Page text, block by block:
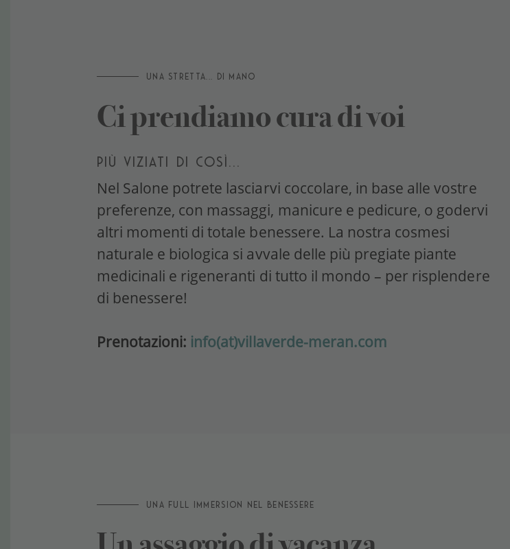
UNA STRETTA... DI MANO
Ci prendiamo cura di voi
PIÙ VIZIATI DI COSÌ...
Nel Salone potrete lasciarvi coccolare, in base alle vostre
preferenze, con massaggi, manicure e pedicure, o godervi
altri momenti di totale benessere. La nostra cosmesi
naturale e biologica si avvale delle più pregiate piante
medicinali e rigeneranti di tutto il mondo – per risplendere
di benessere!
Prenotazioni: info(at)villaverde-meran.com
UNA FULL IMMERSION NEL BENESSERE